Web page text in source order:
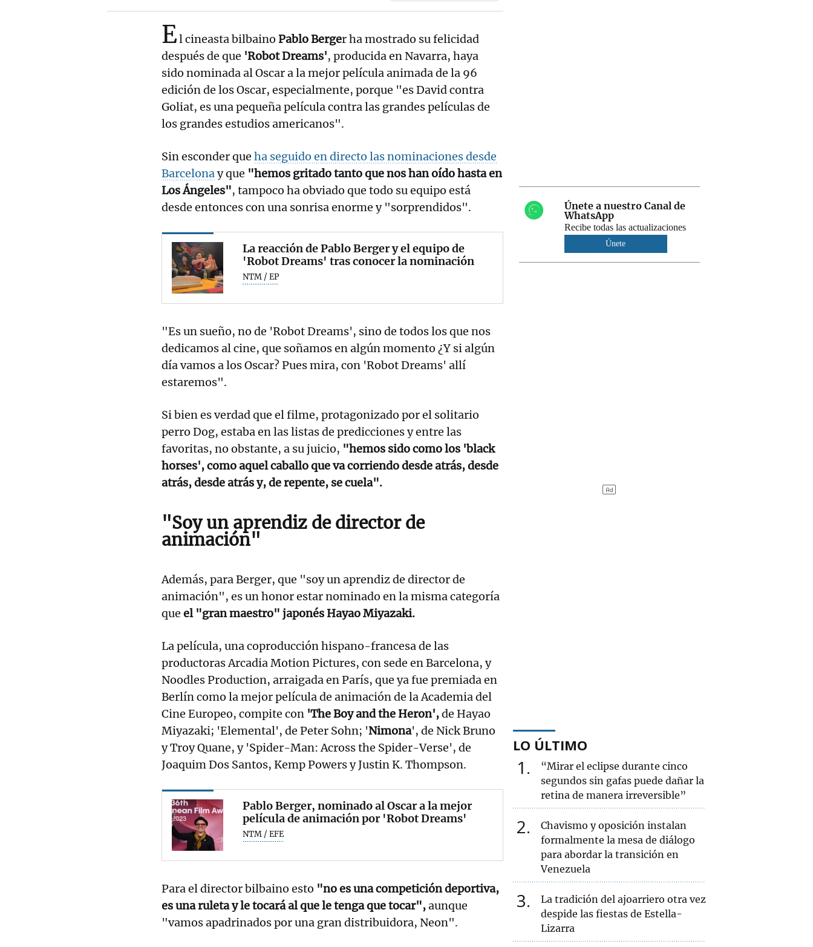
El cineasta bilbaino Pablo Berger ha mostrado su felicidad
después de que 'Robot Dreams', producida en Navarra, haya
sido nominada al Oscar a la mejor película animada de la 96
edición de los Oscar, especialmente, porque "es David contra
Goliat, es una pequeña película contra las grandes películas de
los grandes estudios americanos".
Sin esconder que ha seguido en directo las nominaciones desde
Barcelonay que "hemos gritado tanto que nos han oído hasta en
Los Ángeles", tampoco ha obviado que todo su equipo está
desde entonces con una sonrisa enorme y "sorprendidos".
La reacción de Pablo Berger y el equipo de
'Robot Dreams' tras conocer la nominación
NTM / EP
"Es un sueño, no de 'Robot Dreams', sino de todos los que nos
dedicamos al cine, que soñamos en algún momento ¿Y si algún
día vamos a los Oscar? Pues mira, con 'Robot Dreams' allí
estaremos".
Si bien es verdad que el filme, protagonizado por el solitario
perro Dog, estaba en las listas de predicciones y entre las
favoritas, no obstante, a su juicio, "hemos sido como los 'black
horses', como aquel caballo que va corriendo desde atrás, desde
atrás, desde atrás y, de repente, se cuela".
"Soy un aprendiz de director de
animación"
Además, para Berger, que "soy un aprendiz de director de
animación", es un honor estar nominado en la misma categoría
que el "gran maestro" japonés Hayao Miyazaki.
La película, una coproducción hispano-francesa de las
productoras Arcadia Motion Pictures, con sede en Barcelona, y
Noodles Production, arraigada en París, que ya fue premiada en
Berlín como la mejor película de animación de la Academia del
Cine Europeo, compite con 'The Boy and the Heron',de Hayao
Miyazaki; 'Elemental', de Peter Sohn; 'Nimona', de Nick Bruno
y Troy Quane, y 'Spider-Man: Across the Spider-Verse', de
Joaquim Dos Santos, Kemp Powers y Justin K. Thompson.
Pablo Berger, nominado al Oscar a la mejor
película de animación por 'Robot Dreams'
NTM / EFE
Para el director bilbaino esto "no es una competición deportiva,
es una ruleta y le tocará al que le tenga que tocar",aunque
"vamos apadrinados por una gran distribuidora, Neon".
Únete a nuestro Canal de
WhatsApp
Recibe todas las actualizaciones
Únete
LO ÚLTIMO
1
“Mirar el eclipse durante cinco
segundos sin gafas puede dañar la
retina de manera irreversible”
2
Chavismo y oposición instalan
formalmente la mesa de diálogo
para abordar la transición en
Venezuela
3
La tradición del ajoarriero otra vez
despide las fiestas de Estella-
Lizarra